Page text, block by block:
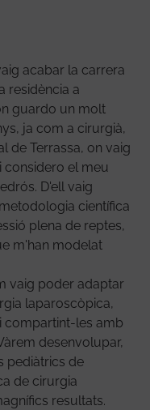
acabar la carrera
residència a
guardo un molt
ja com a cirurgià,
de Terrassa, on vaig
considero el meu
D'ell vaig
científica
plena de reptes,
m'han modelat
vaig poder adaptar
laparoscòpica,
compartint-les amb
desenvolupar,
pediàtrics de
de cirurgia
resultats.